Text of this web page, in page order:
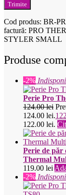
Cod produs: BR-
factură: PRO
STYLER SMALL
Produse
-2%
Perie Pro
124.00lei
124.00 lei.
122.00 lei.
Perie de păr
Thermal
119.00 lei
-2%